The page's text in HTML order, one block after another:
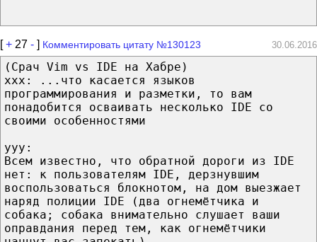
[+ 27 - ] Комментировать цитату №130123 30.06.2016
(Срач Vim vs IDE на Хабре)
xxx: ...что касается языков
программирования и разметки, то вам
понадобится осваивать несколько IDE со
своими особенностями
yyy:
Всем известно, что обратной дороги из IDE
нет: к пользователям IDE, дерзнувшим
воспользоваться блокнотом, на дом выезжает
наряд полиции IDE (два огнемётчика и
собака; собака внимательно слушает ваши
оправдания перед тем, как огнемётчики